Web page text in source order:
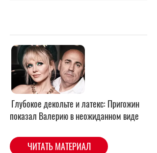
Глубокое декольте и латекс: Пригожин
показал Валерию в неожиданном виде
ЧИТАТЬ МАТЕРИАЛ